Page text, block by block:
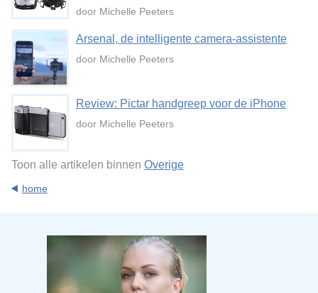
door Michelle Peeters
Arsenal, de intelligente camera-assistente
door Michelle Peeters
Review: Pictar handgreep voor de iPhone
door Michelle Peeters
Toon alle artikelen binnen Overige
home